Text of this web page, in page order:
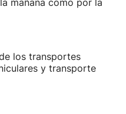
mañana como por la
los transportes
y transporte